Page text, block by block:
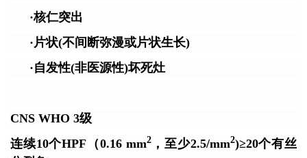
·核仁突出
·片状(不间断弥漫或片状生长)
·自发性(非医源性)坏死灶
CNS WHO 3级
连续10个HPF（0.16 mm2，至少2.5/mm2)≥20个有丝